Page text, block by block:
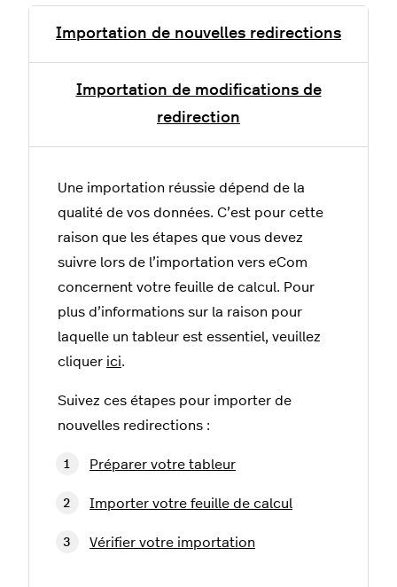
Importation de nouvelles redirections
Importation de modifications de
redirection
Une importation réussie dépend de la
qualité de vos données. C’est pour cette
raison que les étapes que vous devez
suivre lors de l’importation vers eCom
concernent votre feuille de calcul. Pour
plus d’informations sur la raison pour
laquelle un tableur est essentiel, veuillez
cliquer ici.
Suivez ces étapes pour importer de
nouvelles redirections :
Préparer votre tableur
Importer votre feuille de calcul
Vérifier votre importation